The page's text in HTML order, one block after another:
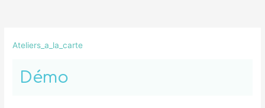
Ateliers_a_la_carte
Démo